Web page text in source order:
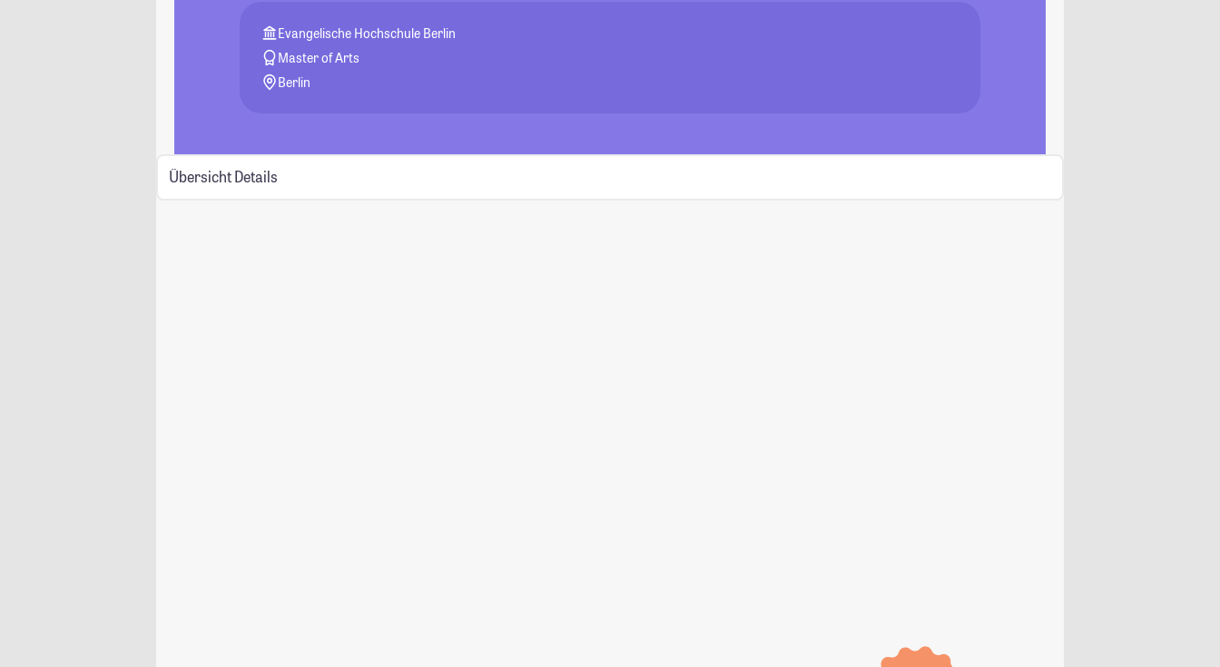
Evangelische Hochschule Berlin
Master of Arts
Berlin
Übersicht Details